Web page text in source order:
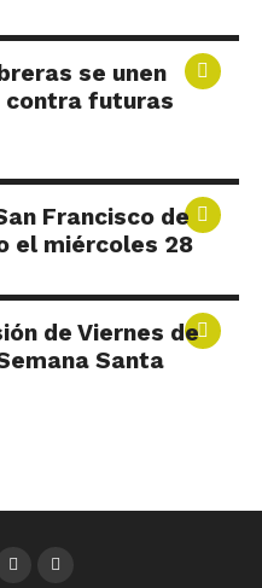
se unen
contra futuras
Francisco de
el miércoles 28
de Viernes de
Santa